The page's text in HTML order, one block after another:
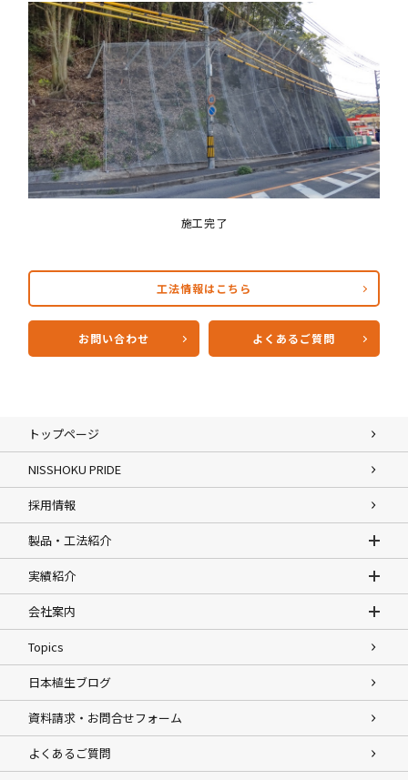
施工完了
工法情報はこちら
お問い合わせ よくあるご質問
トップページ
NISSHOKU PRIDE
採用情報
製品・工法紹介
実績紹介
会社案内
Topics
日本植生ブログ
資料請求・お問合せフォーム
よくあるご質問